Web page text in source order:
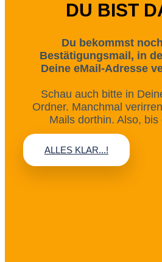
DU BIST
Du bekommst
Bestätigungsmail, in
Deine eMail-Adresse
Schau auch bitte in
Ordner. Manchmal
Mails dorthin. Also,
ALLES KLAR...!